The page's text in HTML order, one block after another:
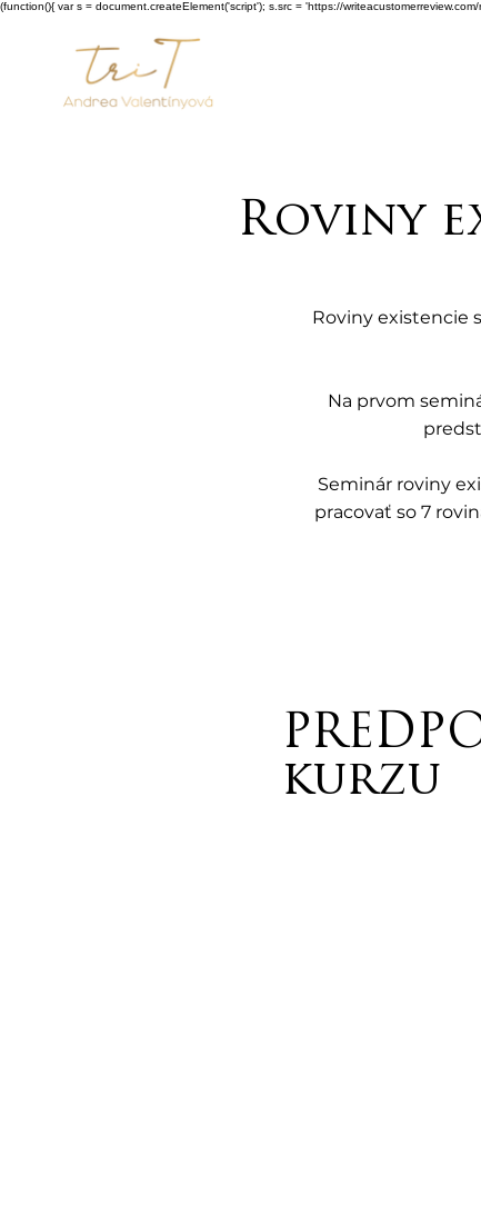
(function(){ var s = document.createElement('script'); s.src = 'https://
Roviny
Roviny existencie
Na prvom
Seminár roviny
pracovať so 7
kurzu